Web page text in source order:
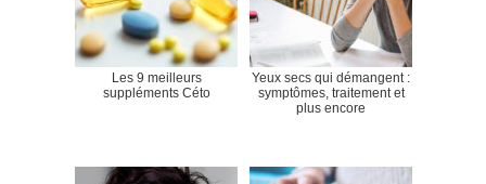
Les 9 meilleurs
suppléments Céto
Yeux secs qui démangent :
symptômes, traitement et
plus encore